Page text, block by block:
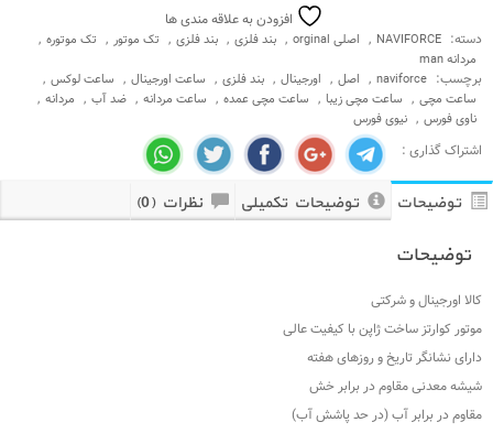
افزودن به علاقه مندی ها
دسته: NAVIFORCE
, اصلی orginal , بند فلزی , بند فلزی , تک موتور , تک موتوره ,
مردانه man
برچسب: naviforce
, اصل , اورجینال , بند فلزی , ساعت اورجینال , ساعت لوکس ,
ساعت مچی , ساعت مچی زیبا , ساعت مچی عمده , ساعت مردانه , ضد آب , مردانه ,
ناوی فورس , نیوی فورس
اشتراک گذاری :
توضیحات توضیحات تکمیلی نظرات (0)
توضیحات
کالا اورجینال و شرکتی
موتور کوارتز ساخت ژاپن با کیفیت عالی
دارای نشانگر تاریخ و روزهای هفته
شیشه معدنی مقاوم در برابر خش
مقاوم در برابر آب (در حد پاشش آب)